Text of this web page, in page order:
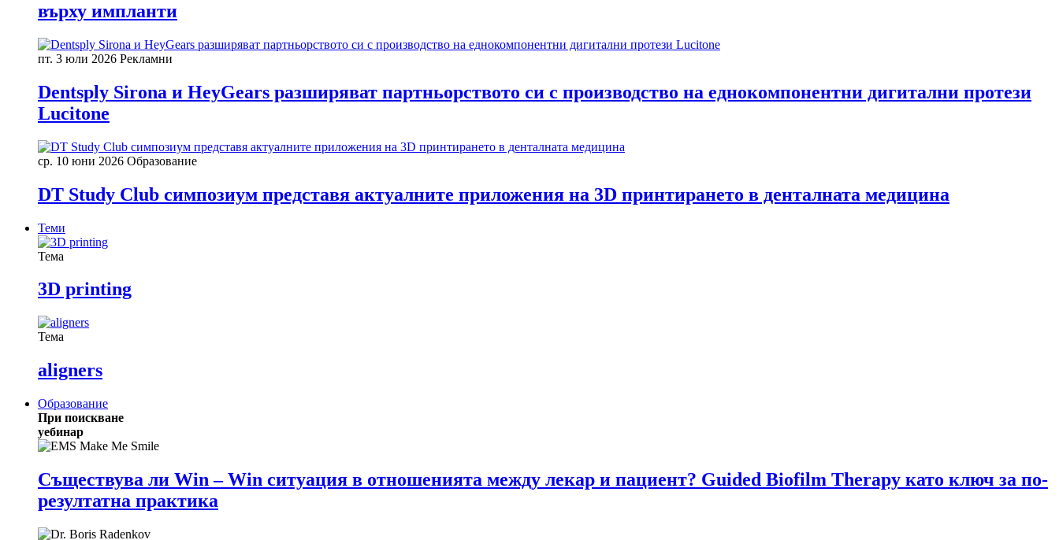
върху импланти
пт. 3 юли 2026 Рекламни
Dentsply Sirona и HeyGears разширяват партньорството си с производство на еднокомпонентни дигитални протези
Lucitone
ср. 10 юни 2026 Образование
DT Study Club симпозиум представя актуалните приложения на 3D принтирането в денталната медицина
Теми
Тема
3D printing
Тема
aligners
Образование
При поискване
уебинар
Съществува ли Win – Win ситуация в отношенията между лекар и пациент? Guided Biofilm Therapy като ключ за по-
резултатна практика